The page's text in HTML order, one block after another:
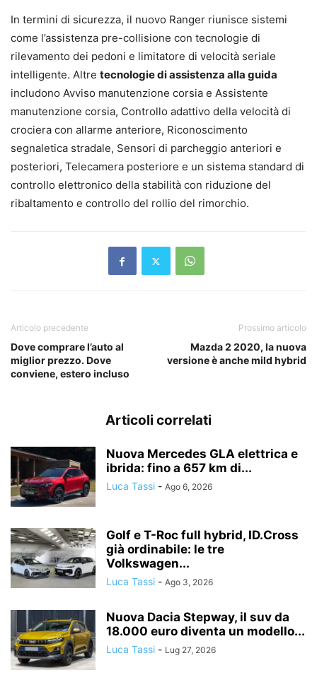
In termini di sicurezza, il nuovo Ranger riunisce sistemi
come l’assistenza pre-collisione con tecnologie di
rilevamento dei pedoni e limitatore di velocità seriale
intelligente. Altre tecnologie di assistenza alla guida
includono Avviso manutenzione corsia e Assistente
manutenzione corsia, Controllo adattivo della velocità di
crociera con allarme anteriore, Riconoscimento
segnaletica stradale, Sensori di parcheggio anteriori e
posteriori, Telecamera posteriore e un sistema standard di
controllo elettronico della stabilità con riduzione del
ribaltamento e controllo del rollio del rimorchio.
Articolo precedente
Dove comprare l’auto al
miglior prezzo. Dove
conviene, estero incluso
Prossimo articolo
Mazda 2 2020, la nuova
versione è anche mild hybrid
Articoli correlati
Nuova Mercedes GLA elettrica e
ibrida: fino a 657 km di...
Luca Tassi - Ago 6, 2026
Golf e T-Roc full hybrid, ID.Cross
già ordinabile: le tre
Volkswagen...
Luca Tassi - Ago 3, 2026
Nuova Dacia Stepway, il suv da
18.000 euro diventa un modello...
Luca Tassi - Lug 27, 2026